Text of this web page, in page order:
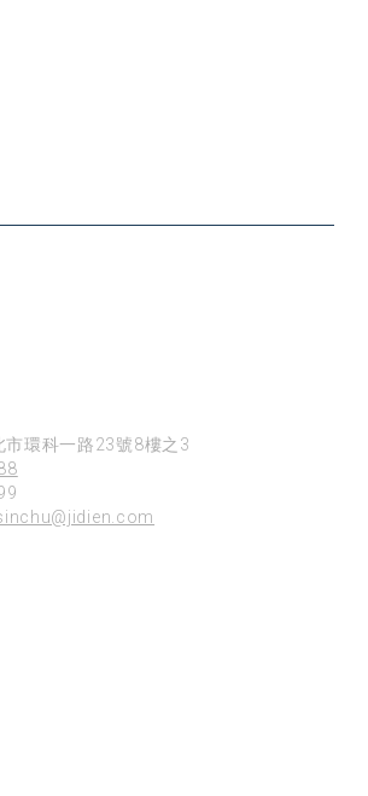
市環科一路23號8樓之3